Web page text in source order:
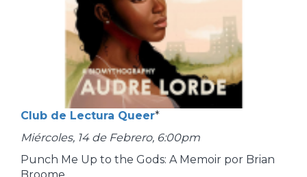
Club de Lectura Queer*
Miércoles, 14 de Febrero, 6:00pm
Punch Me Up to the Gods: A Memoir por Brian
Broome